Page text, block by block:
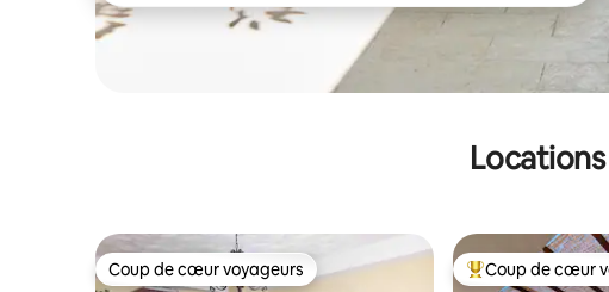
Coup de cœur voyageurs
Coup de cœur voyageurs Coups de cœur
Coup de cœur